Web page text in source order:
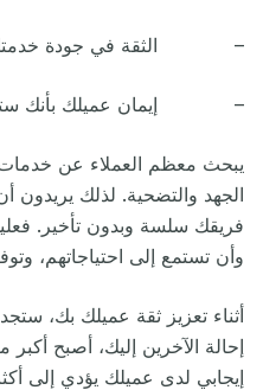
– الثقة في جودة
– إيمان عميلك بأنك ستضع
يبحث معظم العملاء عن
الجهد والتضحية. لذلك يريدون
فريقك سلسة وبدون تأخير.
وأن تستمع إلى احتياجاتهم،
أثناء تعزيز ثقة عميلك بك،
إحالة الآخرين إليك، أصبح
إيجابي لدى عميلك يؤدي إلى